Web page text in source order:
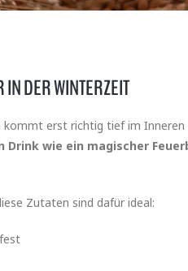
DER WINTERZEIT
erst richtig tief im
wie ein magischer
Zutaten sind dafür ideal: